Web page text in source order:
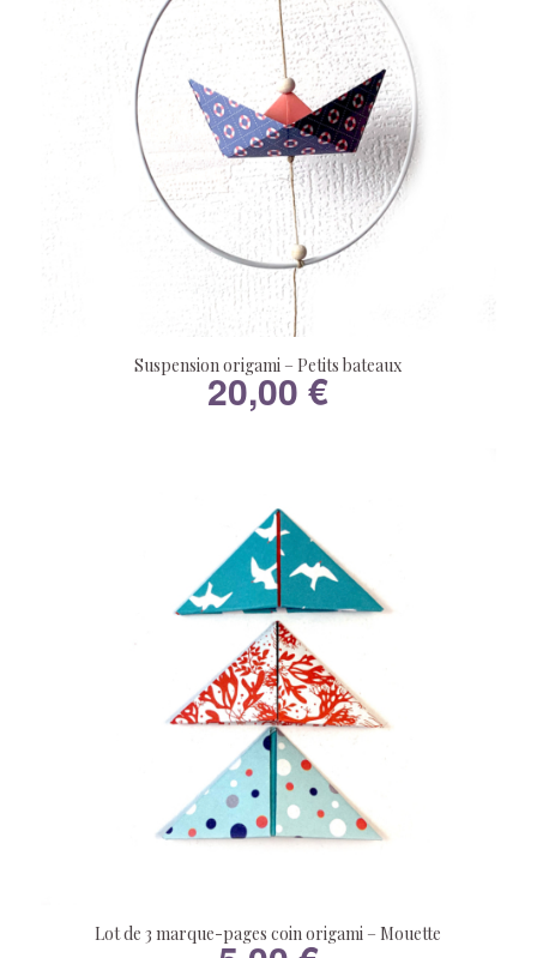
Suspension origami – Petits bateaux
20,00€
Lot de 3 marque-pages coin origami – Mouette